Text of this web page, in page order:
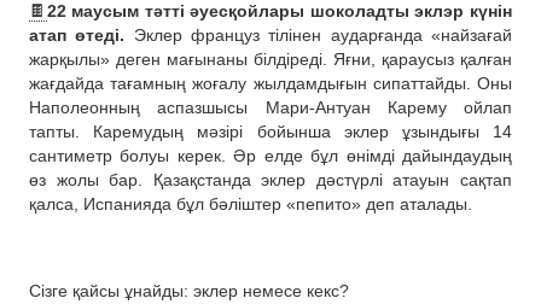
🍫 22 маусым тәтті әуесқойлары шоколадты эклэр күнін
атап өтеді. Эклер француз тілінен аударғанда «найзағай
жарқылы» деген мағынаны білдіреді. Яғни, қараусыз қалған
жағдайда тағамның жоғалу жылдамдығын сипаттайды. Оны
Наполеонның аспазшысы Мари-Антуан Карему ойлап
тапты. Каремудың мәзірі бойынша эклер ұзындығы 14
сантиметр болуы керек. Әр елде бұл өнімді дайындаудың
өз жолы бар. Қазақстанда эклер дәстүрлі атауын сақтап
қалса, Испанияда бұл бәліштер «пепито» деп аталады.
Сізге қайсы ұнайды: эклер немесе кекс?